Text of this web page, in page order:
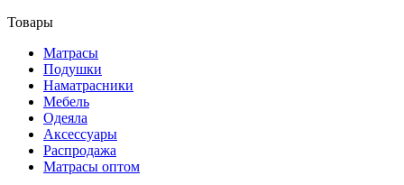
Товары
Матрасы
Подушки
Наматрасники
Мебель
Одеяла
Аксессуары
Распродажа
Матрасы оптом